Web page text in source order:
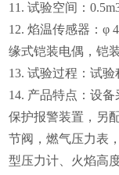
11. 试验空间：
12. 焰温传感器：φ
缘式铠装电偶，铠
13. 试验过程：试验
14. 产品特点：设
保护报警装置，另
节阀，燃气压力表
型压力计、火焰高